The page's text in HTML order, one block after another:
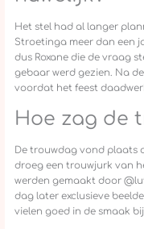
Het stel had al langer
Stroetinga meer dan een
dus Roxane die de vraag
gebaar werd gezien. Na
voordat het feest
Hoe zag de
De trouwdag vond plaats
droeg een trouwjurk van
werden gemaakt door
dag later exclusieve
vielen goed in de smaak